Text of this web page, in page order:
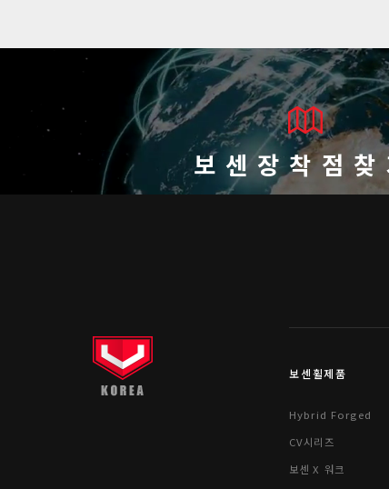
보센장착점
보센휠제품
Hybrid Forged
CV시리즈
보센 X 워크